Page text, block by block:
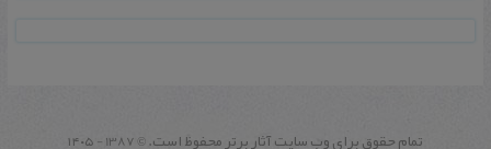
تمام حقوق برای وب سايت آثار برتر محفوظ است. ©